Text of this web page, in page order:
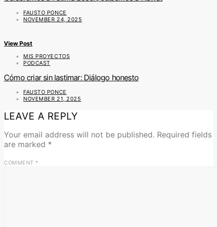
FAUSTO PONCE
NOVEMBER 24, 2025
View Post
MIS PROYECTOS
PODCAST
Cómo criar sin lastimar: Diálogo honesto
FAUSTO PONCE
NOVEMBER 21, 2025
LEAVE A REPLY
Your email address will not be published. Required fields
are marked *
COMMENT *